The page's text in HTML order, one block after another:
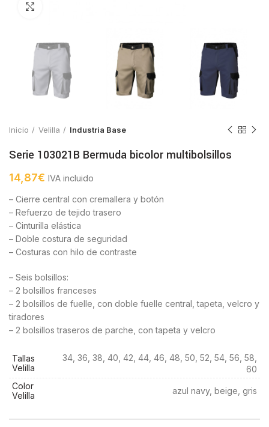
Inicio Velilla Industria Base
Serie 103021B Bermuda bicolor multibolsillos
14,87€ IVA incluido
– Cierre central con cremallera y botón
– Refuerzo de tejido trasero
– Cinturilla elástica
– Doble costura de seguridad
– Costuras con hilo de contraste
– Seis bolsillos:
– 2 bolsillos franceses
– 2 bolsillos de fuelle, con doble fuelle central, tapeta, velcro y
tiradores
– 2 bolsillos traseros de parche, con tapeta y velcro
Tallas
Velilla
34, 36, 38, 40, 42, 44, 46, 48, 50, 52, 54, 56, 58,
60
Color
Velilla
azul navy, beige, gris